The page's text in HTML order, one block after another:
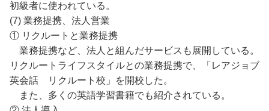
初級者に使われている。
(7) 業務提携、法人営業
① リクルートと業務提携
業務提携など、法人と組んだサービスも展開している。
リクルートライフスタイルとの業務提携で、「レアジョブ
英会話 リクルート校」を開校した。
また、多くの英語学習書籍でも紹介されている。